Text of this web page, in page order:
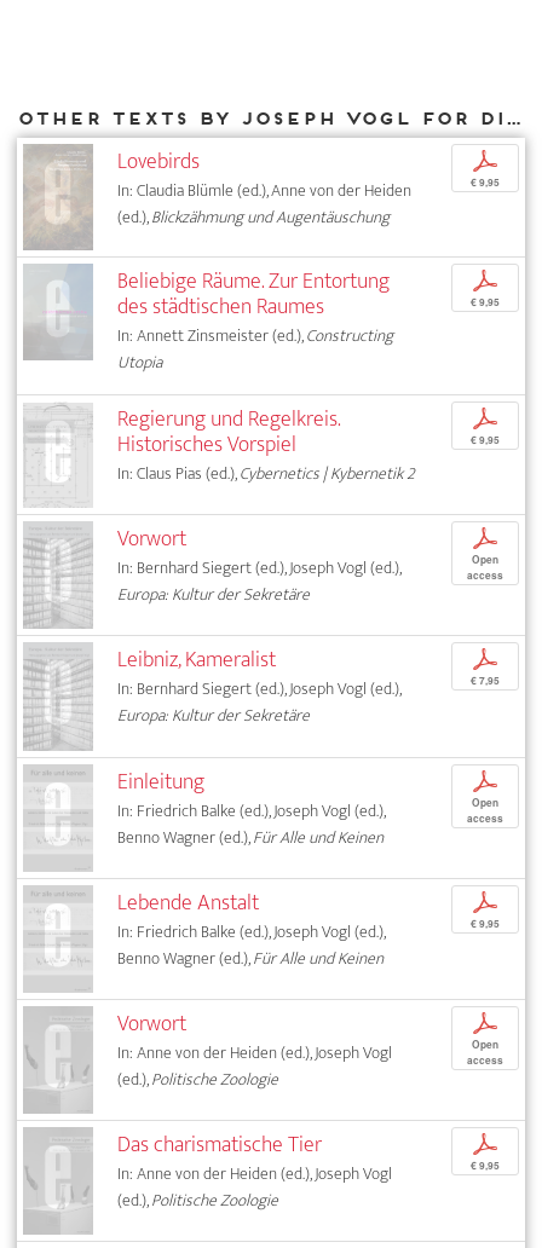
Other texts by Joseph Vogl for DIAPHANES
Lovebirds
In: Claudia Blümle (ed.), Anne von der Heiden
(ed.),Blickzähmung und Augentäuschung
p
€ 9,95
Beliebige Räume. Zur Entortung
des städtischen Raumes
In: Annett Zinsmeister (ed.),Constructing
Utopia
p
€ 9,95
Regierung und Regelkreis.
Historisches Vorspiel
In: Claus Pias (ed.),Cybernetics | Kybernetik 2
p
€ 9,95
Vorwort
In: Bernhard Siegert (ed.), Joseph Vogl (ed.),
Europa: Kultur der Sekretäre
p
Open
access
Leibniz, Kameralist
In: Bernhard Siegert (ed.), Joseph Vogl (ed.),
Europa: Kultur der Sekretäre
p
€ 7,95
Einleitung
In: Friedrich Balke (ed.), Joseph Vogl (ed.),
Benno Wagner (ed.),Für Alle und Keinen
p
Open
access
Lebende Anstalt
In: Friedrich Balke (ed.), Joseph Vogl (ed.),
Benno Wagner (ed.),Für Alle und Keinen
p
€ 9,95
Vorwort
In: Anne von der Heiden (ed.), Joseph Vogl
(ed.),Politische Zoologie
p
Open
access
Das charismatische Tier
In: Anne von der Heiden (ed.), Joseph Vogl
(ed.),Politische Zoologie
p
€ 9,95